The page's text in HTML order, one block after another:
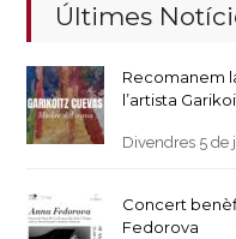
Últimes
Recomanem
l’artista
Divendres 5 de
Concert
Fedorova